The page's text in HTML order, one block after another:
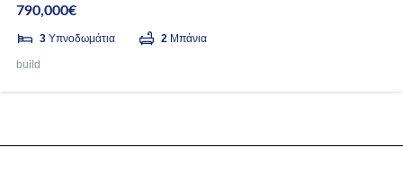
790,000€
3 Υπνοδωμάτια 2 Μπάνια
build